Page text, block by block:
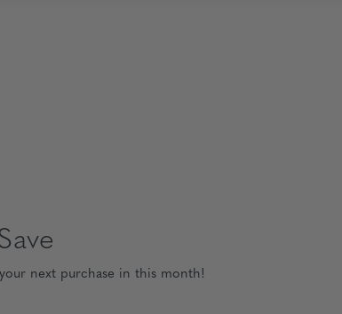
next purchase in this month!